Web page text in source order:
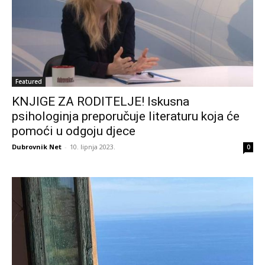
Featured
KNJIGE ZA RODITELJE! Iskusna
psihologinja preporučuje literaturu koja će
pomoći u odgoju djece
Dubrovnik Net - 10. lipnja 2023. 0